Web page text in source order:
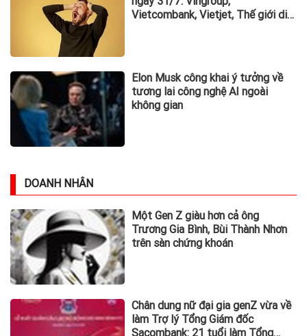
Lockton ra mắt Lockton SAGE:
Nền Tảng Trí Tuệ Doanh Nghiệp
Khảo sát của Herbalife: Văn hóa
Hankook Tire triển khai chiến dịch
quảng bá thương hiệu iON tại các
rạp CGV ở Việt Nam
Xem thêm